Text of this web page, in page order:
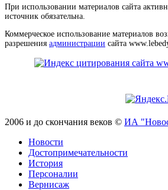
При использовании материалов сайта
источник обязательна.
Коммерческое использование материалов
разрешения администрации сайта
2006 и до скончания веков © ИА
Новости
Достопримечательности
История
Персоналии
Вернисаж